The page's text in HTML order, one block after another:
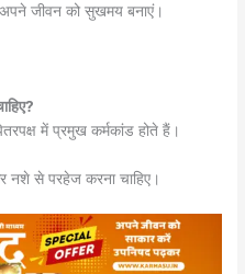
जीवन को सुखमय बनाएं।
में प्रमुख कर्मकांड होते हैं।
नशे से परहेज करना चाहिए।